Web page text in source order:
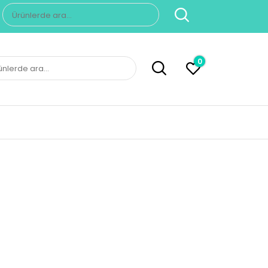
Ara:
0